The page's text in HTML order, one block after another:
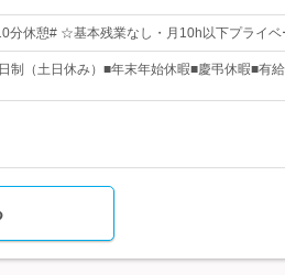
分休憩# ☆基本残業なし・月10h以下プライ
制（土日休み）■年末年始休暇■慶弔休暇■有